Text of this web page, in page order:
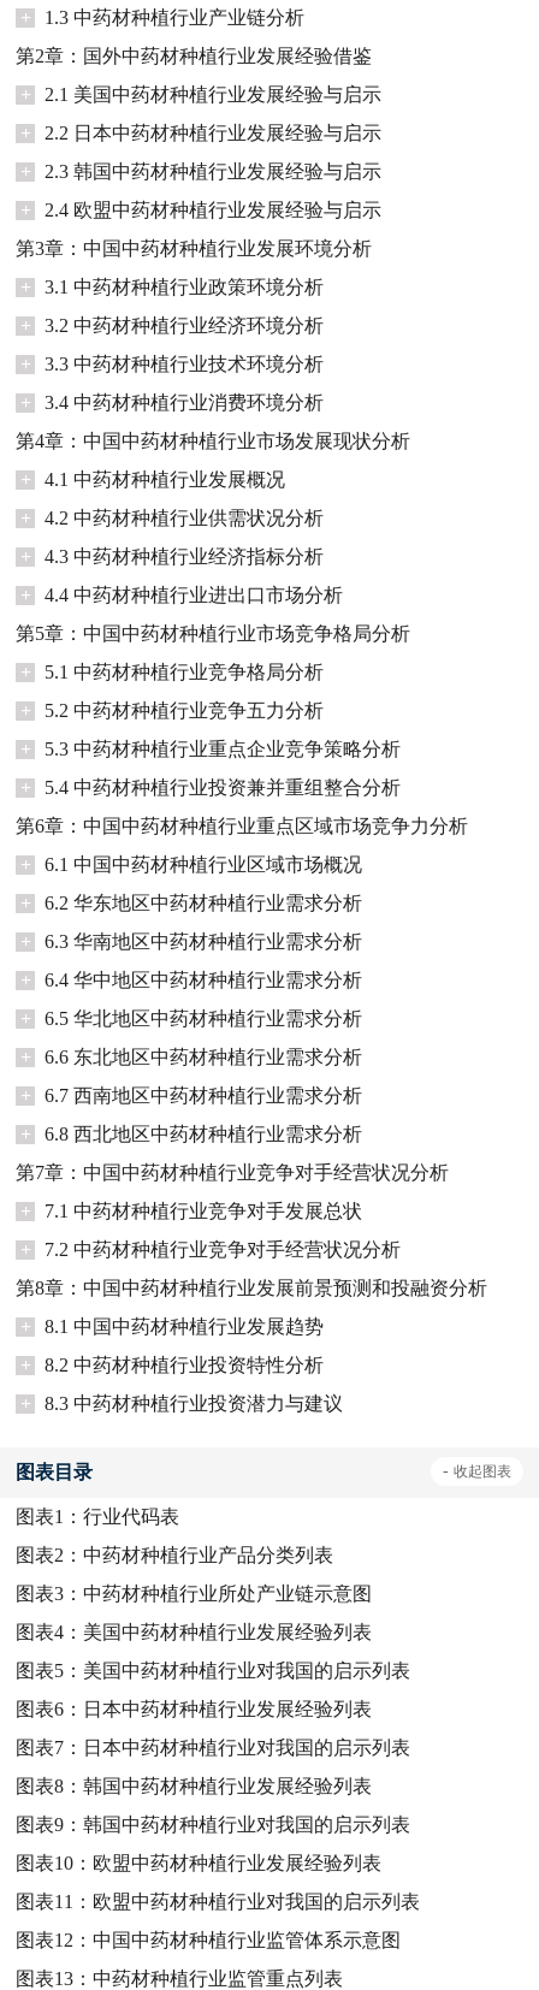
+
1.3 中药材种植行业产业链分析
第2章：国外中药材种植行业发展经验借鉴
+
2.1 美国中药材种植行业发展经验与启示
+
2.2 日本中药材种植行业发展经验与启示
+
2.3 韩国中药材种植行业发展经验与启示
+
2.4 欧盟中药材种植行业发展经验与启示
第3章：中国中药材种植行业发展环境分析
+
3.1 中药材种植行业政策环境分析
+
3.2 中药材种植行业经济环境分析
+
3.3 中药材种植行业技术环境分析
+
3.4 中药材种植行业消费环境分析
第4章：中国中药材种植行业市场发展现状分析
+
4.1 中药材种植行业发展概况
+
4.2 中药材种植行业供需状况分析
+
4.3 中药材种植行业经济指标分析
+
4.4 中药材种植行业进出口市场分析
第5章：中国中药材种植行业市场竞争格局分析
+
5.1 中药材种植行业竞争格局分析
+
5.2 中药材种植行业竞争五力分析
+
5.3 中药材种植行业重点企业竞争策略分析
+
5.4 中药材种植行业投资兼并重组整合分析
第6章：中国中药材种植行业重点区域市场竞争力分析
+
6.1 中国中药材种植行业区域市场概况
+
6.2 华东地区中药材种植行业需求分析
+
6.3 华南地区中药材种植行业需求分析
+
6.4 华中地区中药材种植行业需求分析
+
6.5 华北地区中药材种植行业需求分析
+
6.6 东北地区中药材种植行业需求分析
+
6.7 西南地区中药材种植行业需求分析
+
6.8 西北地区中药材种植行业需求分析
第7章：中国中药材种植行业竞争对手经营状况分析
+
7.1 中药材种植行业竞争对手发展总状
+
7.2 中药材种植行业竞争对手经营状况分析
第8章：中国中药材种植行业发展前景预测和投融资分析
+
8.1 中国中药材种植行业发展趋势
+
8.2 中药材种植行业投资特性分析
+
8.3 中药材种植行业投资潜力与建议
图表目录 - 收起图表
图表1：行业代码表
图表2：中药材种植行业产品分类列表
图表3：中药材种植行业所处产业链示意图
图表4： 美国中药材种植行业发展经验列表
图表5： 美国中药材种植行业对我国的启示列表
图表6： 日本中药材种植行业发展经验列表
图表7： 日本中药材种植行业对我国的启示列表
图表8：韩国中药材种植行业发展经验列表
图表9：韩国中药材种植行业对我国的启示列表
图表10： 欧盟中药材种植行业发展经验列表
图表11： 欧盟中药材种植行业对我国的启示列表
图表12：中国中药材种植行业监管体系示意图
图表13：中药材种植行业监管重点列表